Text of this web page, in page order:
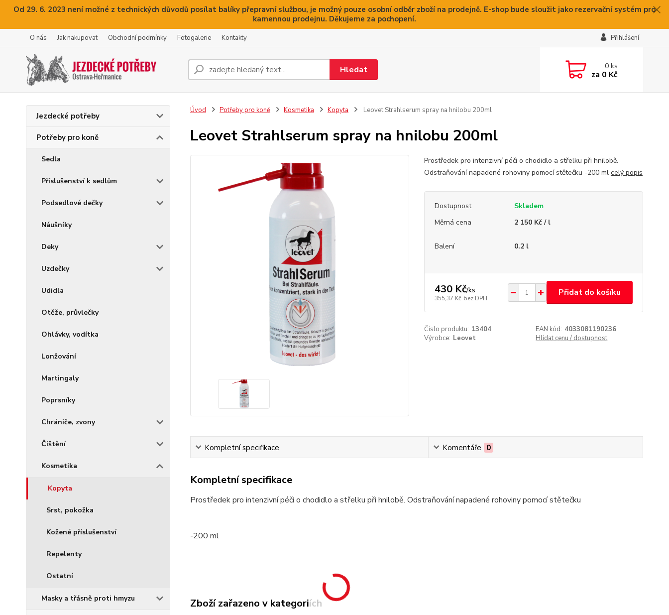
Od 29. 6. 2023 není možné z technických důvodů posílat balíky přepravní službou, je možný pouze osobní odběr zboží na prodejně. E-shop bude sloužit jako rezervační systém pro
kamennou prodejnu. Děkujeme za pochopení.
O nás Jak nakupovat Obchodní podmínky Fotogalerie Kontakty Přihlášení
Hledat 0ks
za 0 Kč
Jezdecké potřeby
Potřeby pro koně
Sedla
Příslušenství k sedlům
Podsedlové dečky
Náušníky
Deky
Uzdečky
Udidla
Otěže, průvlečky
Ohlávky, vodítka
Lonžování
Martingaly
Poprsníky
Chrániče, zvony
Čištění
Kosmetika
Kopyta
Srst, pokožka
Kožené příslušenství
Repelenty
Ostatní
Masky a třásně proti hmyzu
Úvod Potřeby pro koně Kosmetika Kopyta Leovet Strahlserum spray na hnilobu 200ml
Leovet Strahlserum spray na hnilobu 200ml
Prostředek pro intenzivní péči o chodidlo a střelku při hnilobě.
Odstraňování napadené rohoviny pomocí stětečku -200 ml celý popis
Dostupnost
Skladem
Měrná cena
2 150 Kč / l
Balení 0.2 l
430 Kč/ks
355,37 Kč bez DPH
Přidat do košíku
Číslo produktu: 13404 EAN kód: 4033081190236
Výrobce: Leovet Hlídat cenu / dostupnost
Kompletní specifikace Komentáře 0
Kompletní specifikace
Prostředek pro intenzivní péči o chodidlo a střelku při hnilobě. Odstraňování napadené rohoviny pomocí stětečku
-200 ml
Zboží zařazeno v kategoriích